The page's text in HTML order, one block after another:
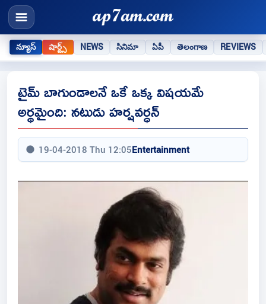
న్యూస్ షార్ట్స్ NEWS సినిమా ఏపీ తెలంగాణ REVIEWS
టైమ్ బాగుండాలనే ఒకే ఒక్క విషయమే
అర్థమైంది: నటుడు హర్షవర్ధన్
19-04-2018 Thu 12:05Entertainment